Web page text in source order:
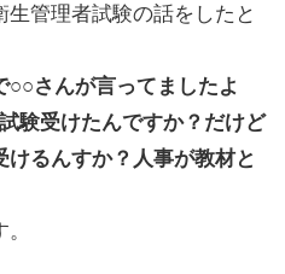
管理者試験の話をしたと
○○さんが言ってましたよ
験受けたんですか？だけど
るんすか？人事が教材と